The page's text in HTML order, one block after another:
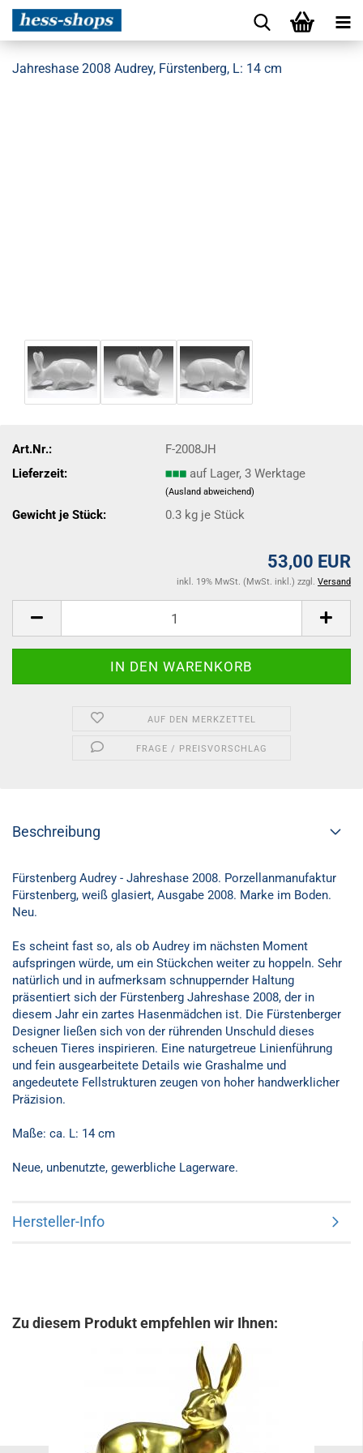
Jahreshase 2008 Audrey, Fürstenberg, L: 14 cm
Art.Nr.:
F-2008JH
Lieferzeit:
auf Lager, 3 Werktage
(Ausland abweichend)
Gewicht je Stück: 0.3 kg je Stück
53,00 EUR
inkl. 19% MwSt. (MwSt. inkl.) zzgl. Versand
AUF DEN MERKZETTEL
FRAGE / PREISVORSCHLAG
Beschreibung
Fürstenberg Audrey - Jahreshase 2008. Porzellanmanufaktur
Fürstenberg, weiß glasiert, Ausgabe 2008. Marke im Boden.
Neu.
Es scheint fast so, als ob Audrey im nächsten Moment
aufspringen würde, um ein Stückchen weiter zu hoppeln. Sehr
natürlich und in aufmerksam schnuppernder Haltung
präsentiert sich der Fürstenberg Jahreshase 2008, der in
diesem Jahr ein zartes Hasenmädchen ist. Die Fürstenberger
Designer ließen sich von der rührenden Unschuld dieses
scheuen Tieres inspirieren. Eine naturgetreue Linienführung
und fein ausgearbeitete Details wie Grashalme und
angedeutete Fellstrukturen zeugen von hoher handwerklicher
Präzision.
Maße: ca. L: 14 cm
Neue, unbenutzte, gewerbliche Lagerware.
Hersteller-Info
Zu diesem Produkt empfehlen wir Ihnen: